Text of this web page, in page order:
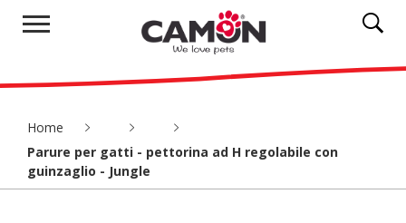
Home
Parure per gatti - pettorina ad H regolabile con
guinzaglio - Jungle